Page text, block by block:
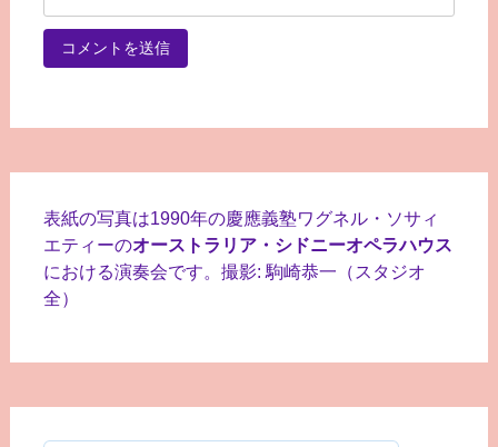
表紙の写真は1990年の慶應義塾ワグネル・ソサィ
エティーのオーストラリア・シドニーオペラハウス
における演奏会です。撮影: 駒崎恭一（スタジオ
全）